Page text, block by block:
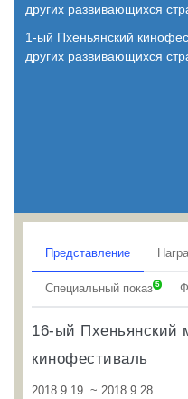
других развивающихся
1-ый Пхеньянский
других развивающихся
Представление
Специальный показ 5
16-ый Пхеньянский
кинофестиваль
2018.9.19. ~ 2018.9.28.